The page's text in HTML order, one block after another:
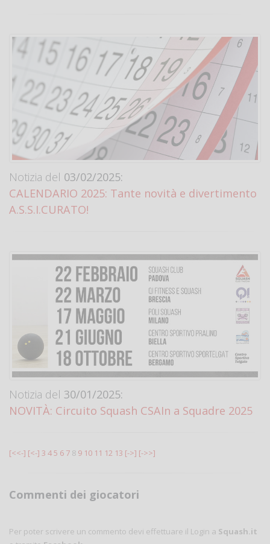
Notizia del 03/02/2025:
CALENDARIO 2025: Tante novità e divertimento
A.S.S.I.CURATO!
Notizia del 30/01/2025:
NOVITÀ: Circuito Squash CSAIn a Squadre 2025
[<<-] [<-] 3 45 6 7 8 9 10 11 12 13 [->] [->>]
Commenti dei giocatori
Per poter scrivere un commento devi effettuare il Login a Squash.it